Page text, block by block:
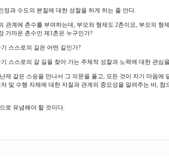
과 수도의 본질에 대한 성찰을 하게 하는 줄 안다.
관계에 촌수를 부여하는데, 부모와 형제도 2촌이요, 부모의 형
가까운 촌수인 제1촌은 누구인가?
스스로의 길은 어떤 길인가?
스스로의 갈 길을 찾아 가는 주체적 성찰과 노력에 대한 관심
제 같은 스승을 만나서 그 의문을 풀고, 모든 것이 자기 마음에
및 수행 자체에 대한 자질과 관계의 중요성을 알려주는 바, 참
로 유념해야 할 것이다.